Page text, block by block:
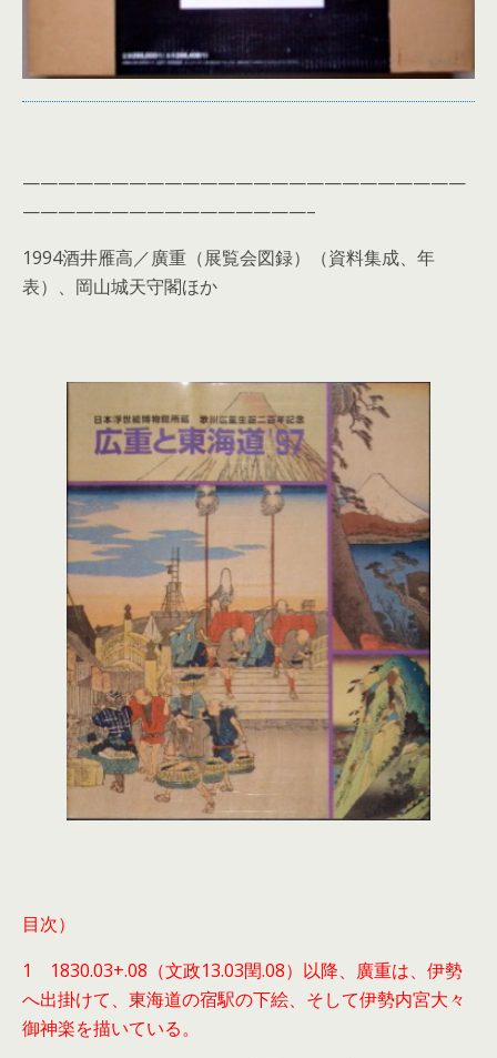
—————————————————————————
————————————————–
1994酒井雁高／廣重（展覧会図録）（資料集成、年
表）、岡山城天守閣ほか
目次）
1 1830.03+.08（文政13.03閏.08）以降、廣重は、伊勢
へ出掛けて、東海道の宿駅の下絵、そして伊勢内宮大々
御神楽を描いている。